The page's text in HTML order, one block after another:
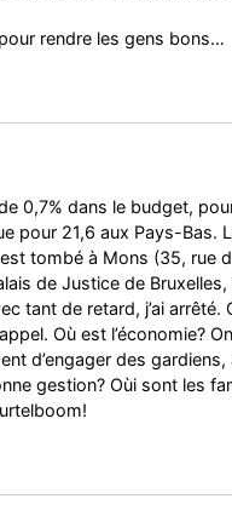
rendre les gens bons…
0,7% dans le budget,
pour 21,6 aux Pays-Bas.
tombé à Mons (35, rue
de Justice de
tant de retard, j’ai
Où est l’économie?
d’engager des
gestion? Oùi sont les